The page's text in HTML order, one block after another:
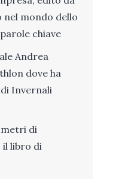
nel mondo dello
chiave
Andrea
dove ha
Invernali
metri di
il libro di